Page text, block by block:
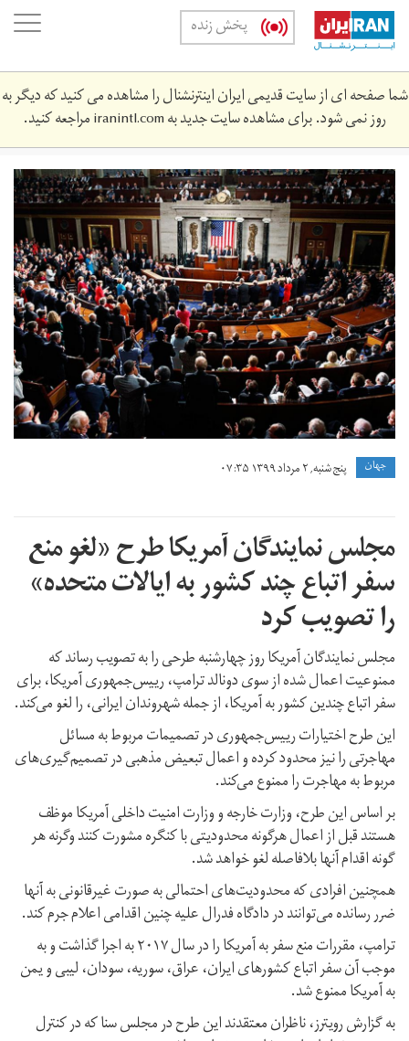
Skip
main
content
پخش زنده
شما صفحه ای از سایت قدیمی ایران اینترنشنال را مشاهده می کنید که دیگر به
روز نمی شود. برای مشاهده سایت جدید بهiranintl.comمراجعه کنید.
1.jpg
جهان پنج شنبه, ۲ مرداد ۱۳۹۹ ۰۷:۳۵
مجلس نمایندگان آمریکا طرح «لغو منع
سفر اتباع چند کشور به ایالات متحده»
را تصویب کرد
مجلس نمایندگان آمریکا روز چهارشنبه طرحی را به تصویب رساند که
ممنوعیت اعمال شده از سوی دونالد ترامپ، رییس‌جمهوری آمریکا، برای
سفر اتباع چندین کشور به آمریکا، از جمله شهروندان ایرانی، را لغو می‌کند.
این طرح اختیارات رییس‌جمهوری در تصمیمات مربوط به مسائل
مهاجرتی را نیز محدود کرده و اعمال تبعیض مذهبی در تصمیم‌گیری‌های
مربوط به مهاجرت را ممنوع می‌کند.
بر اساس این طرح، وزارت خارجه و وزارت امنیت داخلی آمریکا موظف
هستند قبل از اعمال هرگونه محدودیتی با کنگره مشورت کنند وگرنه هر
گونه اقدام آنها بلافاصله لغو خواهد شد.
همچنین افرادی که محدودیت‌های احتمالی به صورت غیرقانونی به آنها
ضرر رسانده می‌توانند در دادگاه فدرال علیه چنین اقدامی اعلام جرم کند.
ترامپ، مقررات منع سفر به آمریکا را در سال ۲۰۱۷ به اجرا گذاشت و به
موجب آن سفر اتباع کشورهای ایران، عراق، سوریه، سودان، لیبی و یمن
به آمریکا ممنوع شد.
به گزارش رویترز، ناظران معتقدند این طرح در مجلس سنا که در کنترل